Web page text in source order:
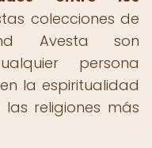
colecciones de
Avesta son
persona
la espiritualidad
religiones más